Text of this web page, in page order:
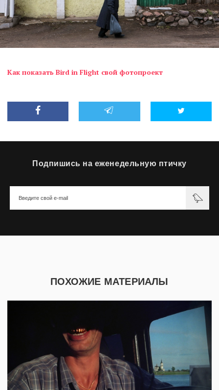
Как показать Bird in Flight свой фотопроект
Подпишись на еженедельную птичку
ПОХОЖИЕ МАТЕРИАЛЫ